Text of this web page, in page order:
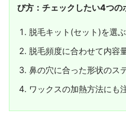
び方：チェックしたい4つの
脱毛キット(セット)を選ぶ
脱毛頻度に合わせて内容
鼻の穴に合った形状のス
ワックスの加熱方法にも